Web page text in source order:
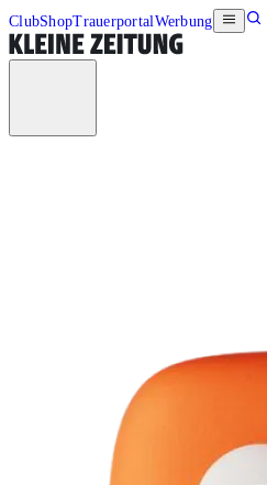
ClubShopTrauerportalWerbung